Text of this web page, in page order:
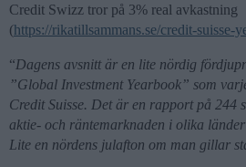
Credit Swizz tror på 3% real avkastning
(https://rikatillsammans.se/credit-suisse-
“Dagens avsnitt är en lite nördig
”Global Investment Yearbook” som
Credit Suisse. Det är en rapport på 244
aktie- och räntemarknaden i olika
Lite en nördens julafton om man gillar